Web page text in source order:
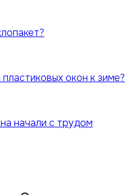
окон к зиме?
начали с трудом